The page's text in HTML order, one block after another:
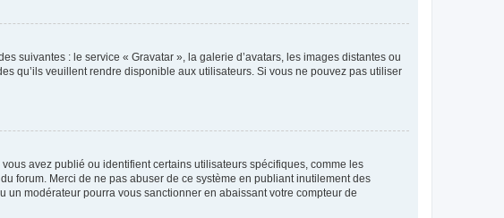
suivantes : le service « Gravatar », la galerie d’avatars, les images distantes ou
qu’ils veuillent rendre disponible aux utilisateurs. Si vous ne pouvez pas utiliser
avez publié ou identifient certains utilisateurs spécifiques, comme les
forum. Merci de ne pas abuser de ce système en publiant inutilement des
un modérateur pourra vous sanctionner en abaissant votre compteur de